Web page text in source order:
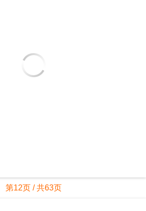
第12页 / 共63页